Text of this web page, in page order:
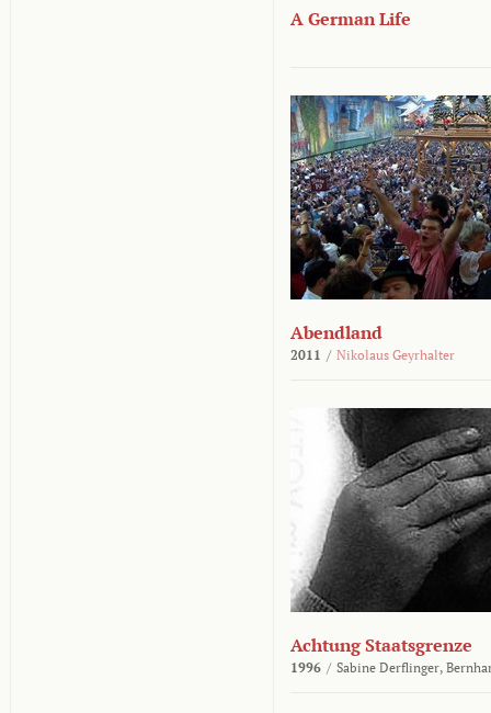
A German Life
Abendland
2011 / Nikolaus Geyrhalter
Achtung Staatsgrenze
1996 / Sabine Derflinger,